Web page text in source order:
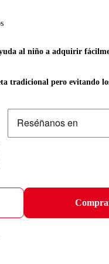
al niño a adquirir
tradicional pero evitando